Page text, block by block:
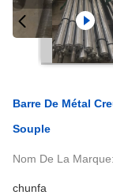
Barre De Métal
Souple
Nom De La Marque:
chunfa